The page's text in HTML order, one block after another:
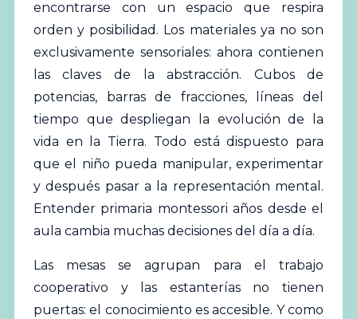
encontrarse con un espacio que respira
orden y posibilidad. Los materiales ya no son
exclusivamente sensoriales: ahora contienen
las claves de la abstracción. Cubos de
potencias, barras de fracciones, líneas del
tiempo que despliegan la evolución de la
vida en la Tierra. Todo está dispuesto para
que el niño pueda manipular, experimentar
y después pasar a la representación mental.
Entender primaria montessori años desde el
aula cambia muchas decisiones del día a día.
Las mesas se agrupan para el trabajo
cooperativo y las estanterías no tienen
puertas: el conocimiento es accesible. Y como